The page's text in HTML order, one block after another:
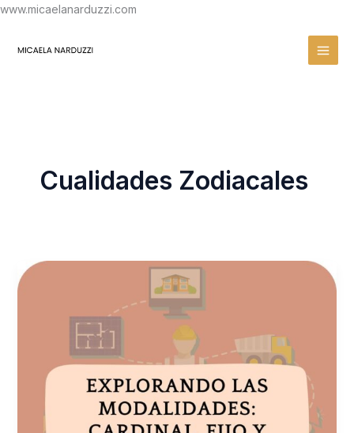
www.micaelanarduzzi.com
Cualidades Zodiacales